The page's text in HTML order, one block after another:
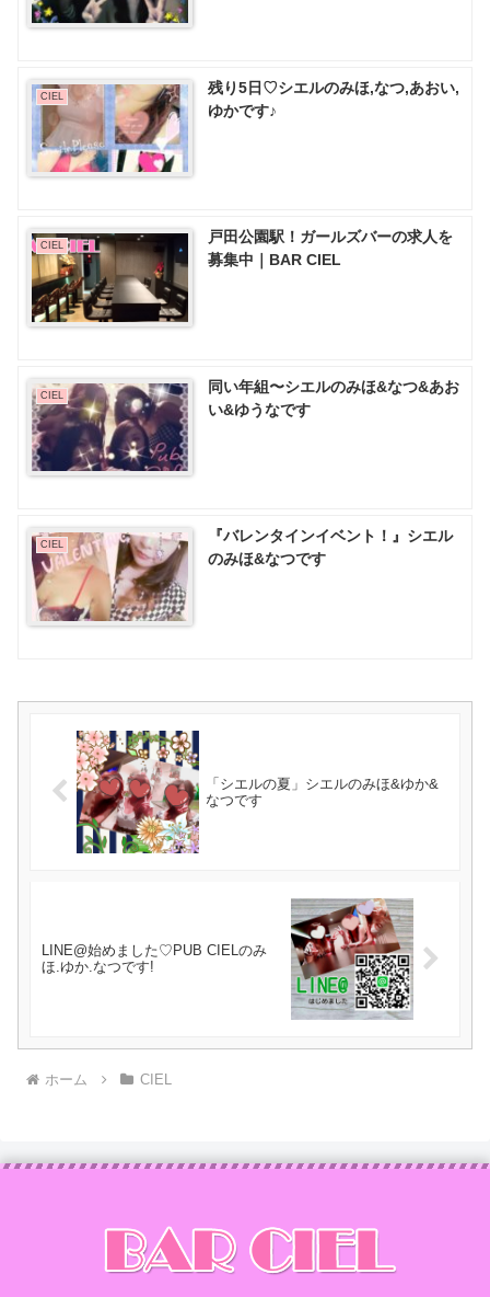
CIEL
残り5日♡シエルのみほ,なつ,あおい,
ゆかです♪
CIEL
戸田公園駅！ガールズバーの求人を
募集中｜BAR CIEL
CIEL
同い年組〜シエルのみほ&なつ&あお
い&ゆうなです
CIEL
『バレンタインイベント！』シエル
のみほ&なつです
「シエルの夏」シエルのみほ&ゆか&
なつです
LINE@始めました♡PUB CIELのみ
ほ.ゆか.なつです!
ホーム CIEL